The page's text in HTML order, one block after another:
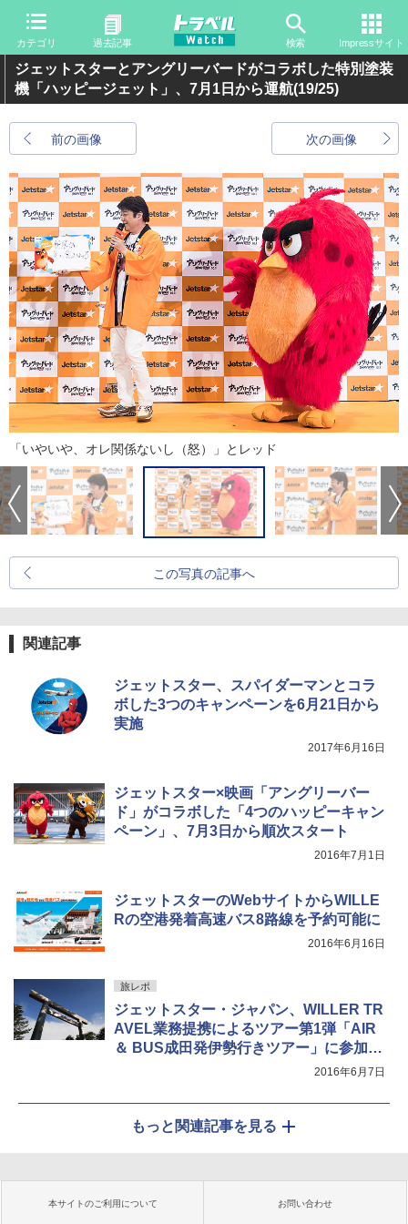
カテゴリ 過去記事 検索 Impressサイト
ジェットスターとアングリーバードがコラボした特別塗装
機「ハッピージェット」、7月1日から運航(19/25)
前の画像 次の画像
「いやいや、オレ関係ないし（怒）」とレッド
この写真の記事へ
関連記事
ジェットスター、スパイダーマンとコラ
ボした3つのキャンペーンを6月21日から
実施
2017年6月16日
ジェットスター×映画「アングリーバー
ド」がコラボした「4つのハッピーキャン
ペーン」、7月3日から順次スタート
2016年7月1日
ジェットスターのWebサイトからWILLE
Rの空港発着高速バス8路線を予約可能に
2016年6月16日
旅レポ
ジェットスター・ジャパン、WILLER TR
AVEL業務提携によるツアー第1弾「AIR
＆ BUS成田発伊勢行きツアー」に参加し
2016年6月7日
もっと関連記事を見る
本サイトのご利用について お問い合わせ